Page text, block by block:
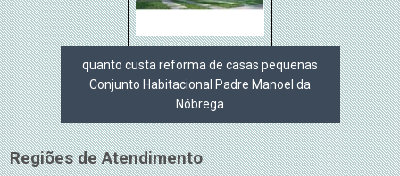
quanto custa reforma de casas pequenas
Conjunto Habitacional Padre Manoel da
Nóbrega
Regiões de Atendimento